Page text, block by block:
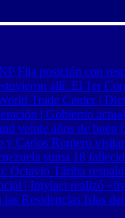
Fija posición con
allí: El 1er
Trade Center |
| Gobierno
veinte años de buen
Carlos Romero
suma 18
Octavio Táriba
| Intylact realizó
Residencias Islas